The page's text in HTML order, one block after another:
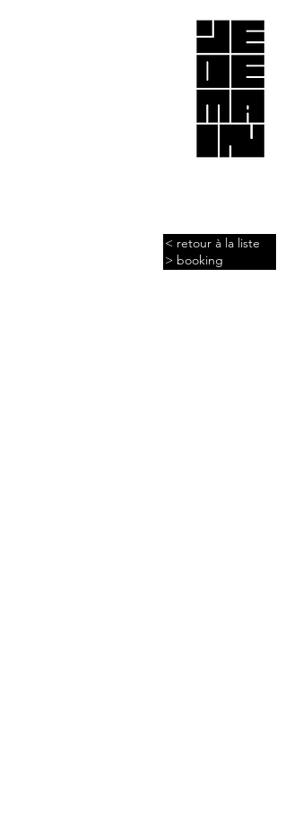
< retour à la liste
> booking